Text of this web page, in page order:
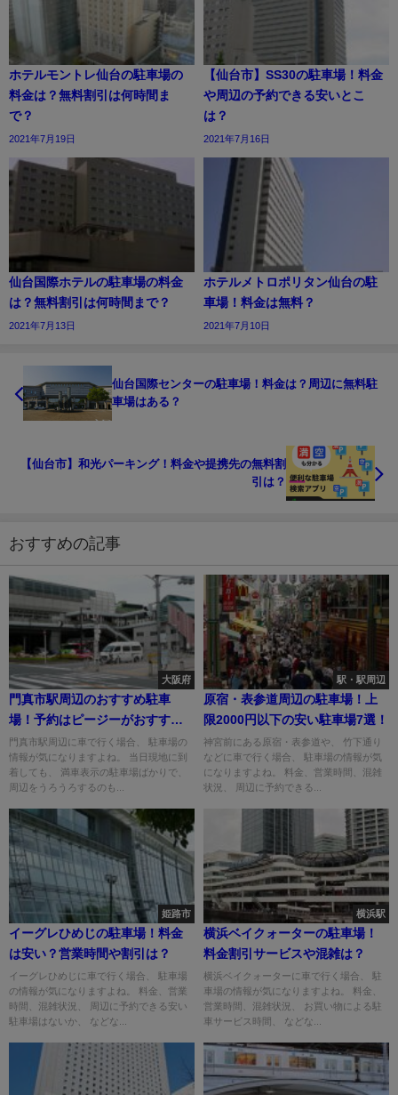
ホテルモントレ仙台の駐車場の
料金は？無料割引は何時間ま
で？
2021年7月19日
【仙台市】SS30の駐車場！料金
や周辺の予約できる安いとこ
は？
2021年7月16日
仙台国際ホテルの駐車場の料金
は？無料割引は何時間まで？
2021年7月13日
ホテルメトロポリタン仙台の駐
車場！料金は無料？
2021年7月10日
仙台国際センターの駐車場！料金は？周辺に無料駐
車場はある？
【仙台市】和光パーキング！料金や提携先の無料割
引は？
おすすめの記事
大阪府
門真市駅周辺のおすすめ駐車
場！予約はピージーがおすす
め！
門真市駅周辺に車で行く場合、 駐車場の
情報が気になりますよね。 当日現地に到
着しても、 満車表示の駐車場ばかりで、
周辺をうろうろするのも...
駅・駅周辺
原宿・表参道周辺の駐車場！上
限2000円以下の安い駐車場7選！
神宮前にある原宿・表参道や、 竹下通り
などに車で行く場合、 駐車場の情報が気
になりますよね。 料金、営業時間、混雑
状況、 周辺に予約できる...
姫路市
イーグレひめじの駐車場！料金
は安い？営業時間や割引は？
イーグレひめじに車で行く場合、 駐車場
の情報が気になりますよね。 料金、営業
時間、混雑状況、 周辺に予約できる安い
駐車場はないか、 などな...
横浜駅
横浜ベイクォーターの駐車場！
料金割引サービスや混雑は？
横浜ベイクォーターに車で行く場合、 駐
車場の情報が気になりますよね。 料金、
営業時間、混雑状況、 お買い物による駐
車サービス時間、 などな...